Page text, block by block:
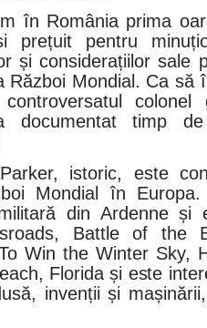
în România prima
prețuit pentru
și considerațiilor sale
Război Mondial. Ca să
colonel
documentat timp
istoric, este
Mondial în
din Ardenne și
Battle of the
Win the Winter Sky,
Florida și este
invenții și